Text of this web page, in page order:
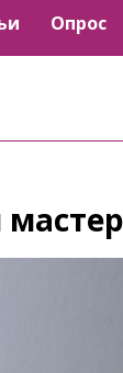
Опрос